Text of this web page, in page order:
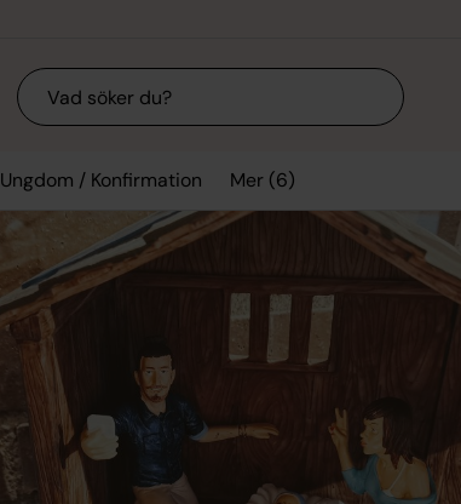
Sök
Ungdom / Konfirmation Mer (6)